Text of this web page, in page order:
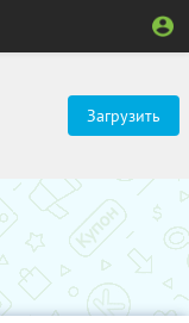
Загрузить